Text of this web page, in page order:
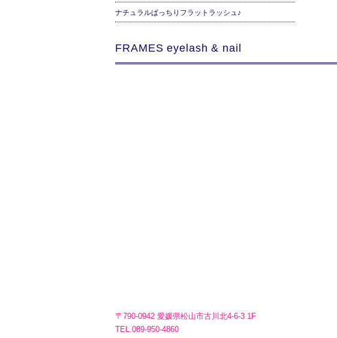
ナチュラルぱっちりフラットラッシュ♪
FRAMES eyelash & nail
〒790-0942 愛媛県松山市古川北4-6-3 1F
TEL.089-950-4860